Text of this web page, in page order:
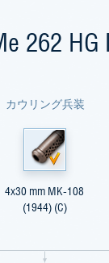
262 HG
カウリング兵装
4x30 mm MK-108
(1944) (C)